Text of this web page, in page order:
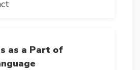
as a Part of